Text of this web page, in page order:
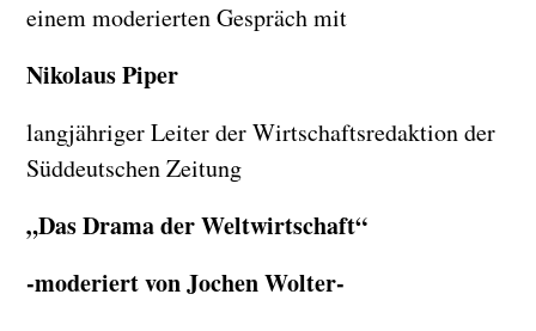
einem moderierten Gespräch mit
Nikolaus Piper
langjähriger Leiter der Wirtschaftsredaktion der
Süddeutschen Zeitung
„Das Drama der Weltwirtschaft“
-moderiert von Jochen Wolter-